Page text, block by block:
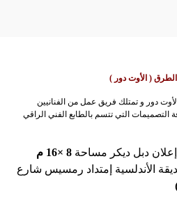
الطرق ( الأوت دور )
الأوت دور و تمتلك فريق عمل من الفنانيين
التصميمات التي تتسم بالطابع الفني الراقي
8 ×16 م
الأندلسية إمتداد رمسيس شارع